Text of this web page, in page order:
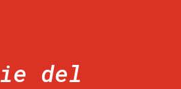
del